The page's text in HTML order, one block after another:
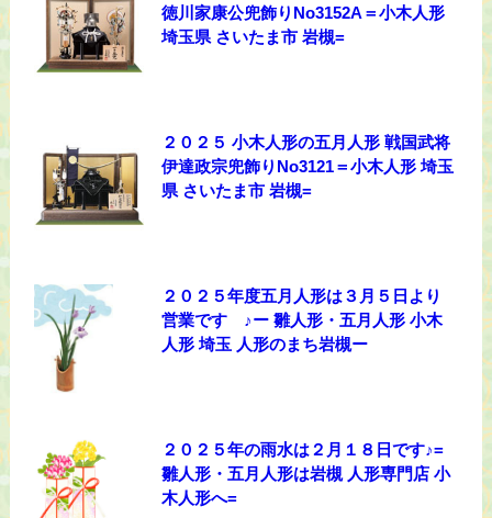
徳川家康公兜飾りNo3152A＝小木人形
埼玉県 さいたま市 岩槻=
２０２５ 小木人形の五月人形 戦国武将
伊達政宗兜飾りNo3121＝小木人形 埼玉
県 さいたま市 岩槻=
２０２５年度五月人形は３月５日より
営業です ♪ー 雛人形・五月人形 小木
人形 埼玉 人形のまち岩槻ー
２０２５年の雨水は２月１８日です♪=
雛人形・五月人形は岩槻 人形専門店 小
木人形へ=